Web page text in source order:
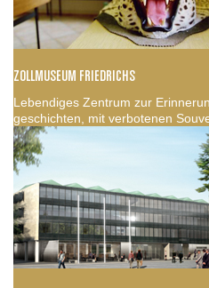
ZOLLMUSEUM FRIEDRICHS
Lebendiges Zentrum zur
geschichten, mit verbotenen